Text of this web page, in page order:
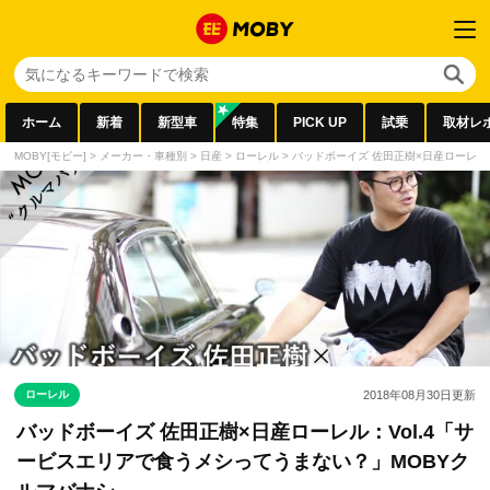
ホーム 新着 新型車 特集 PICK UP 試乗 取材レ
MOBY[モビー] > メーカー・車種別 > 日産 > ローレル > バッドボーイズ 佐田正樹×日産ローレ
ローレル 2018年08月30日更新
バッドボーイズ 佐田正樹×日産ローレル：Vol.4「サ
ービスエリアで食うメシってうまない？」MOBYク